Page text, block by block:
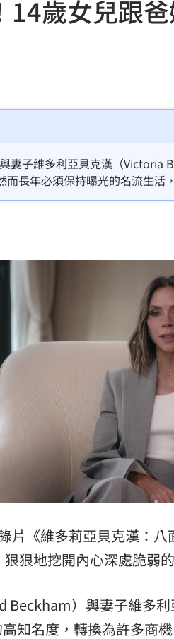
結晶 14:23
憶
！
恩
難評 14:16
上訴
訊網
鏈 14:13
紀錄 14:13
形 12:00
場！ 10:30
18:15
14歲女兒跟
妻子維多利亞貝克漢（Victoria
長年必須保持曝光的名流生活
行老四的女兒哈珀（Harper）
片《維多莉亞貝克漢：
狠地挖開內心深處脆弱
Beckham）與妻子維多
知名度，轉換為許多商